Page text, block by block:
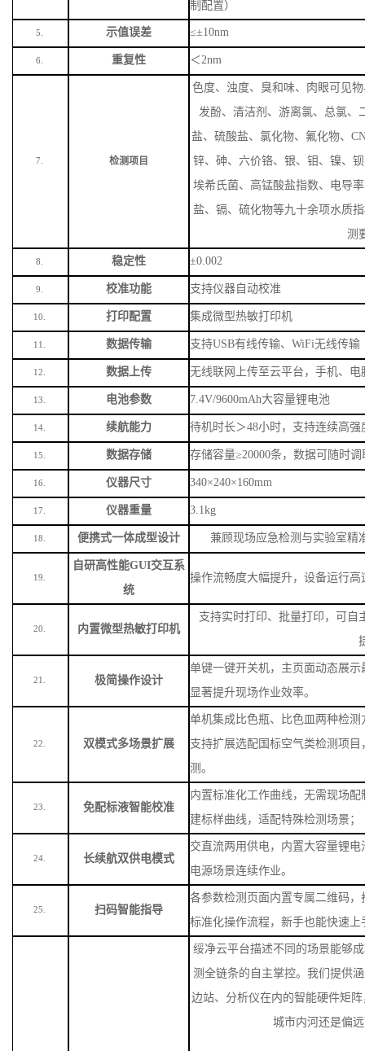
制配置）
5. 示值误差 ≤±10nm
6. 重复性 ＜2nm
7. 检测项目
色度、浊度、臭和味、肉眼可见物
发酚、清洁剂、游离氯、总氯、
盐、硫酸盐、氯化物、氟化物、
锌、砷、六价铬、银、钼、镍、
埃希氏菌、高锰酸盐指数、电导
盐、镉、硫化物等九十余项水质
测
8. 稳定性 ±0.002
9. 校准功能 支持仪器自动校准
10. 打印配置 集成微型热敏打印机
11. 数据传输 支持USB有线传输、WiFi无线传输
12. 数据上传 无线联网上传至云平台，手机、
13. 电池参数 7.4V/9600mAh大容量锂电池
14. 续航能力 待机时长＞48小时，支持连续高
15. 数据存储 存储容量≥20000条，数据可随时
16. 仪器尺寸 340×240×160mm
17. 仪器重量 3.1kg
18. 便携式一体成型设计 兼顾现场应急检测与实验室精
19.
自研高性能GUI交互系
统
操作流畅度大幅提升，设备运行
20. 内置微型热敏打印机
支持实时打印、批量打印，可自
21. 极简操作设计
单键一键开关机，主页面动态展
显著提升现场作业效率。
22. 双模式多场景扩展
单机集成比色瓶、比色皿两种检
支持扩展选配国标空气类检测项
测。
23. 免配标液智能校准
内置标准化工作曲线，无需现场
建标样曲线，适配特殊检测场景 ；
24. 长续航双供电模式
交直流两用供电，内置大容量锂电
电源场景连续作业。
25. 扫码智能指导
各参数检测页面内置专属二维码
标准化操作流程，新手也能快速上
绥净云平台描述不同的场景能够
测全链条的自主掌控。我们提供
边站、分析仪在内的智能硬件矩
城市内河还是偏